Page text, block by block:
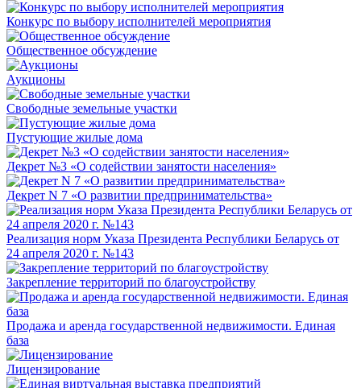
Конкурс по выбору исполнителей мероприятия
Общественное обсуждение
Аукционы
Свободные земельные участки
Пустующие жилые дома
Декрет №3 «О содействии занятости населения»
Декрет N 7 «О развитии предпринимательства»
Реализация норм Указа Президента Республики Беларусь от
24 апреля 2020 г. №143
Закрепление территорий по благоустройству
Продажа и аренда государственной недвижимости. Единая
база
Лицензирование